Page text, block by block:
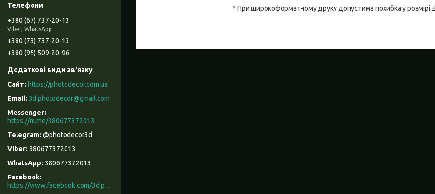
* При широкоформатному друку допустима похибка у розмірі
+380 (67) 737-20-13
Viber, WhatsApp
+380 (73) 737-20-13
+380 (95) 509-20-96
https://photodecor.com.ua
3d.photodecor@gmail.com
https://m.me/380677372013
@photodecor3d
380677372013
380677372013
Facebook
https://www.facebook.com/3d.photodecor/